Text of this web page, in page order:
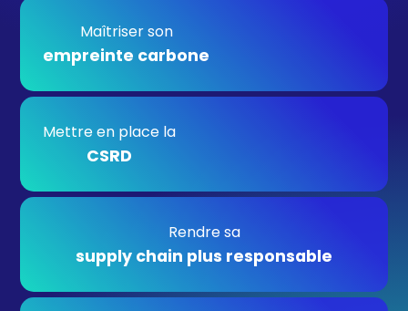
Maîtriser son
empreinte carbone
Mettre en place la
CSRD
Rendre sa
supply chain plus responsable